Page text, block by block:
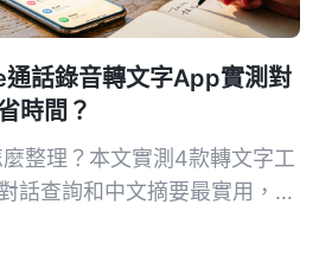
話錄音轉文字App實測對
時間？
整理？本文實測4款轉文字工
話查詢和中文摘要最實用，適